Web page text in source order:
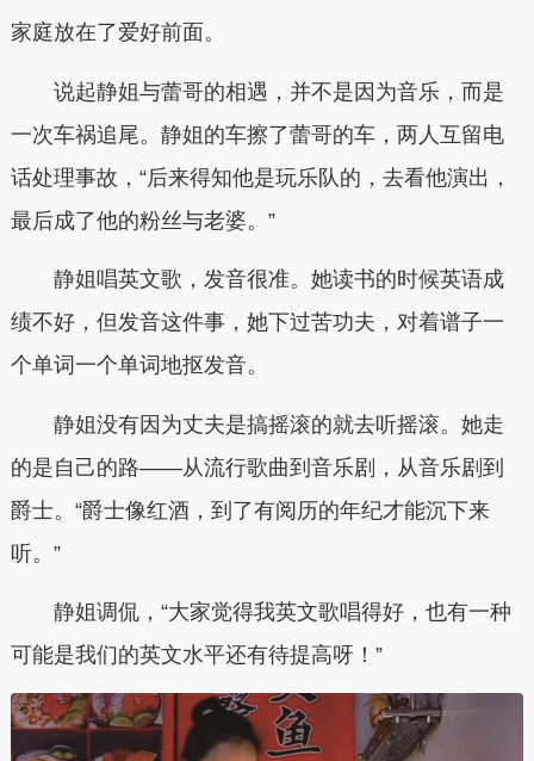
家庭放在了爱好前面。
说起静姐与蕾哥的相遇，并不是因为音乐，而是
一次车祸追尾。静姐的车擦了蕾哥的车，两人互留电
话处理事故，“后来得知他是玩乐队的，去看他演出，
最后成了他的粉丝与老婆。”
静姐唱英文歌，发音很准。她读书的时候英语成
绩不好，但发音这件事，她下过苦功夫，对着谱子一
个单词一个单词地抠发音。
静姐没有因为丈夫是搞摇滚的就去听摇滚。她走
的是自己的路——从流行歌曲到音乐剧，从音乐剧到
爵士。“爵士像红酒，到了有阅历的年纪才能沉下来
听。”
静姐调侃，“大家觉得我英文歌唱得好，也有一种
可能是我们的英文水平还有待提高呀！”